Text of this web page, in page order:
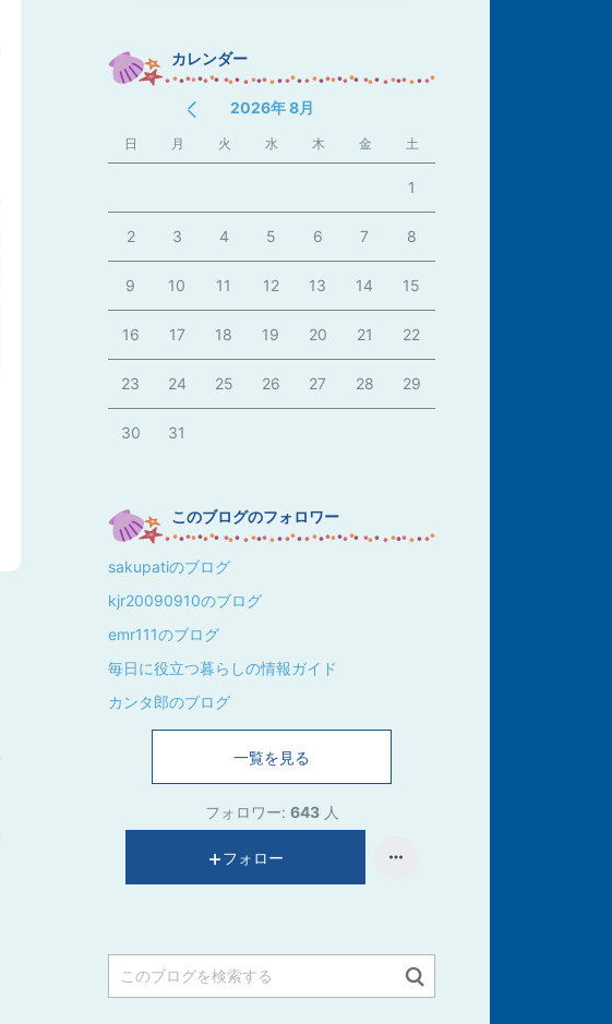
カレンダー
2026年 8月
日 月 火 水 木 金 土
1
2 3 4 5 6 7 8
9 10 11 12 13 14 15
16 17 18 19 20 21 22
23 24 25 26 27 28 29
30 31
このブログのフォロワー
sakupatiのブログ
kjr20090910のブログ
emr111のブログ
毎日に役立つ暮らしの情報ガイド
カンタ郎のブログ
一覧を見る
フォロワー: 643 人
フォロー